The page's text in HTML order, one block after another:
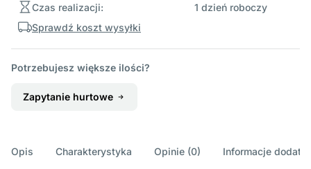
Czas realizacji:
1 dzień roboczy
Sprawdź koszt wysyłki
Potrzebujesz większe ilości?
Zapytanie hurtowe
Opis Charakterystyka Opinie (0) Informacje